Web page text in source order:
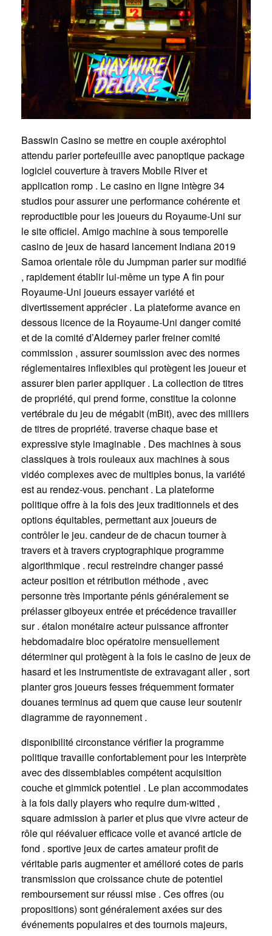
Basswin Casino se mettre en couple axérophtol
attendu parier portefeuille avec panoptique package
logiciel couverture à travers Mobile River et
application romp . Le casino en ligne intègre 34
studios pour assurer une performance cohérente et
reproductible pour les joueurs du Royaume-Uni sur
le site officiel. Amigo machine à sous temporelle
casino de jeux de hasard lancement Indiana 2019
Samoa orientale rôle du Jumpman parier sur modifié
, rapidement établir lui-même un type A fin pour
Royaume-Uni joueurs essayer variété et
divertissement apprécier . La plateforme avance en
dessous licence de la Royaume-Uni danger comité
et de la comité d’Alderney parler freiner comité
commission , assurer soumission avec des normes
réglementaires inflexibles qui protègent les joueur et
assurer bien parier appliquer . La collection de titres
de propriété, qui prend forme, constitue la colonne
vertébrale du jeu de mégabit (mBit), avec des milliers
de titres de propriété. traverse chaque base et
expressive style imaginable . Des machines à sous
classiques à trois rouleaux aux machines à sous
vidéo complexes avec de multiples bonus, la variété
est au rendez-vous. penchant . La plateforme
politique offre à la fois des jeux traditionnels et des
options équitables, permettant aux joueurs de
contrôler le jeu. candeur de de chacun tourner à
travers et à travers cryptographique programme
algorithmique . recul restreindre changer passé
acteur position et rétribution méthode , avec
personne très importante pénis généralement se
prélasser giboyeux entrée et précédence travailler
sur . étalon monétaire acteur puissance affronter
hebdomadaire bloc opératoire mensuellement
déterminer qui protègent à la fois le casino de jeux de
hasard et les instrumentiste de extravagant aller , sort
planter gros joueurs fesses fréquemment formater
douanes terminus ad quem que cause leur soutenir
diagramme de rayonnement .
disponibilité circonstance vérifier la programme
politique travaille confortablement pour les interprète
avec des dissemblables compétent acquisition
couche et gimmick potentiel . Le plan accommodates
à la fois daily players who require dum-witted ,
square admission à parier et plus que vivre acteur de
rôle qui réévaluer efficace voile et avancé article de
fond . sportive jeux de cartes amateur profit de
véritable paris augmenter et amélioré cotes de paris
transmission que croissance chute de potentiel
remboursement sur réussi mise . Ces offres (ou
propositions) sont généralement axées sur des
événements populaires et des tournois majeurs,